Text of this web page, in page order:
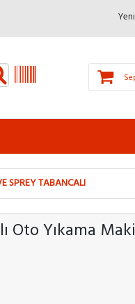
SPREY TABANCALI
Oto Yıkama